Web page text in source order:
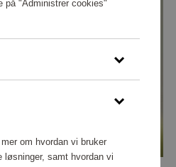
på "Administrer cookies"
om hvordan vi bruker
løsninger, samt hvordan vi